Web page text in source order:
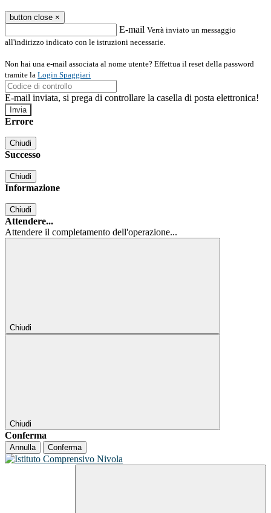
button close ×
E-mail Verrà inviato un messaggio
all'indirizzo indicato con le istruzioni necessarie.
Non hai una e-mail associata al nome utente? Effettua il reset della password
tramite la Login Spaggiari
E-mail inviata, si prega di controllare la casella di posta elettronica!
Errore
Chiudi
Successo
Chiudi
Informazione
Chiudi
Attendere...
Attendere il completamento dell'operazione...
Chiudi
Chiudi
Conferma
Annulla Conferma